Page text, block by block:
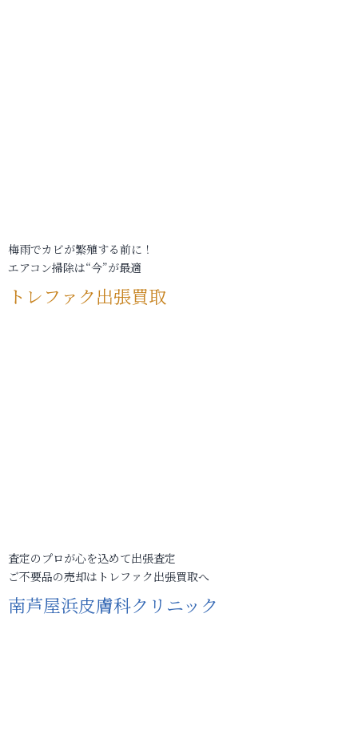
梅雨でカビが繁殖する前に！
エアコン掃除は“今”が最適
トレファク出張買取
査定のプロが心を込めて出張査定
ご不要品の売却はトレファク出張買取へ
南芦屋浜皮膚科クリニック